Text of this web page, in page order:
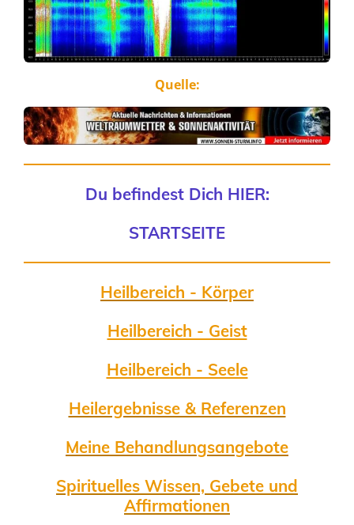
Quelle:
Du befindest Dich HIER:
STARTSEITE
Heilbereich - Körper
Heilbereich - Geist
Heilbereich - Seele
Heilergebnisse & Referenzen
Meine Behandlungsangebote
Spirituelles Wissen, Gebete und
Affirmationen